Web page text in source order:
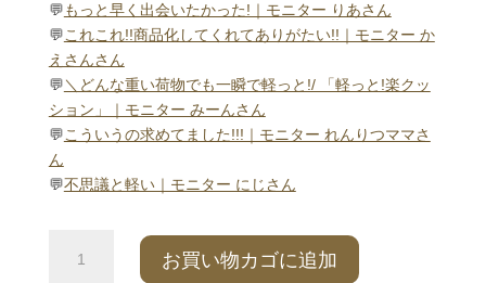
💬もっと早く出会いたかった!｜モニター りあさん
💬これこれ!!商品化してくれてありがたい!!｜モニター か
えさんさん
💬＼どんな重い荷物でも一瞬で軽っと!/ 「軽っと!楽クッ
ション」｜モニター みーんさん
💬こういうの求めてました!!!｜モニター れんりつママさ
ん
💬不思議と軽い｜モニター にじさん
お買い物カゴに追加